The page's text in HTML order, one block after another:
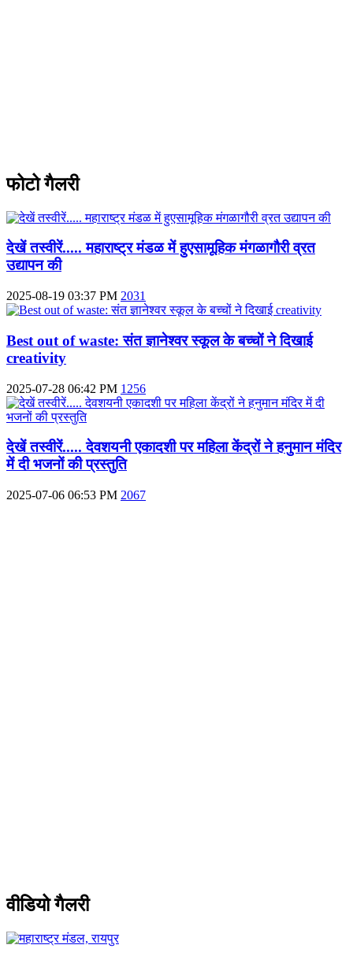
फोटो गैलरी
देखें तस्वीरें..... महाराष्ट्र मंडळ में हुएसामूहिक मंगळागौरी व्रत
उद्यापन की
2025-08-19 03:37 PM 2031
Best out of waste: संत ज्ञानेश्वर स्कूल के बच्चों ने दिखाई
creativity
2025-07-28 06:42 PM 1256
देखें तस्वीरें..... देवशयनी एकादशी पर महिला केंद्रों ने हनुमान मंदिर
में दी भजनों की प्रस्तुति
2025-07-06 06:53 PM 2067
वीडियो गैलरी